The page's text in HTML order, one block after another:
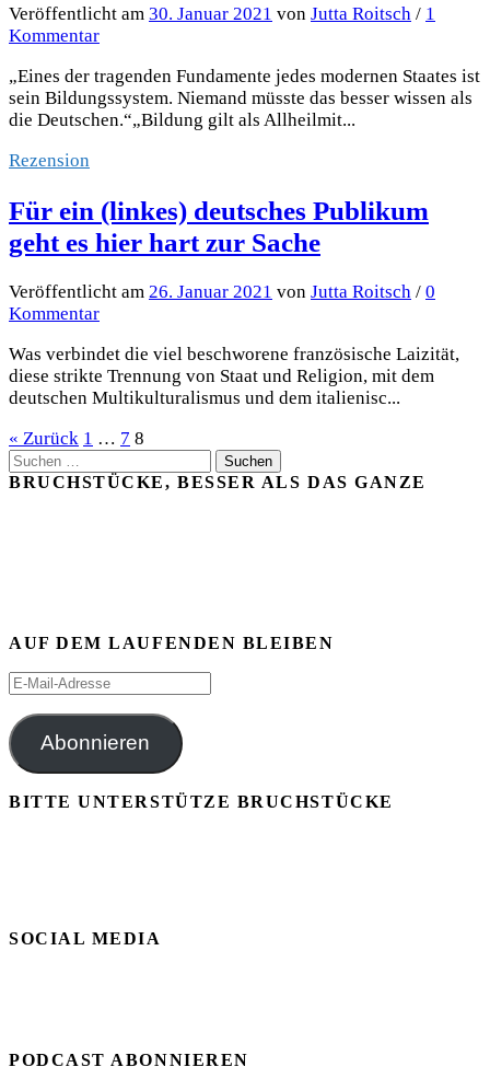
Veröffentlicht am 30. Januar 2021 von Jutta Roitsch / 1
Kommentar
„Eines der tragenden Fundamente jedes modernen Staates ist
sein Bildungssystem. Niemand müsste das besser wissen als
die Deutschen.“„Bildung gilt als Allheilmit...
Rezension
Für ein (linkes) deutsches Publikum
geht es hier hart zur Sache
Veröffentlicht am 26. Januar 2021 von Jutta Roitsch / 0
Kommentar
Was verbindet die viel beschworene französische Laizität,
diese strikte Trennung von Staat und Religion, mit dem
deutschen Multikulturalismus und dem italienisc...
Seitennummerierung
der
« Zurück 1 … 7 8
Suchen
nach:
BRUCHSTÜCKE, BESSER ALS DAS GANZE
AUF DEM LAUFENDEN BLEIBEN
E-
Adresse
Abonnieren
BITTE UNTERSTÜTZE BRUCHSTÜCKE
SOCIAL MEDIA
PODCAST ABONNIEREN